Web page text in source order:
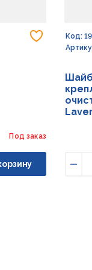
Под заказ
Код: